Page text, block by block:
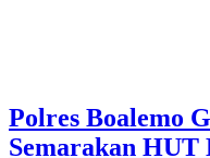
Polres Boalemo
Semarakan HUT